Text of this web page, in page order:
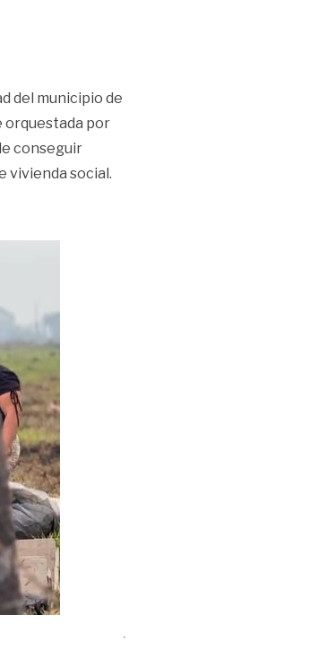
del municipio de
orquestada por
conseguir
vivienda social.